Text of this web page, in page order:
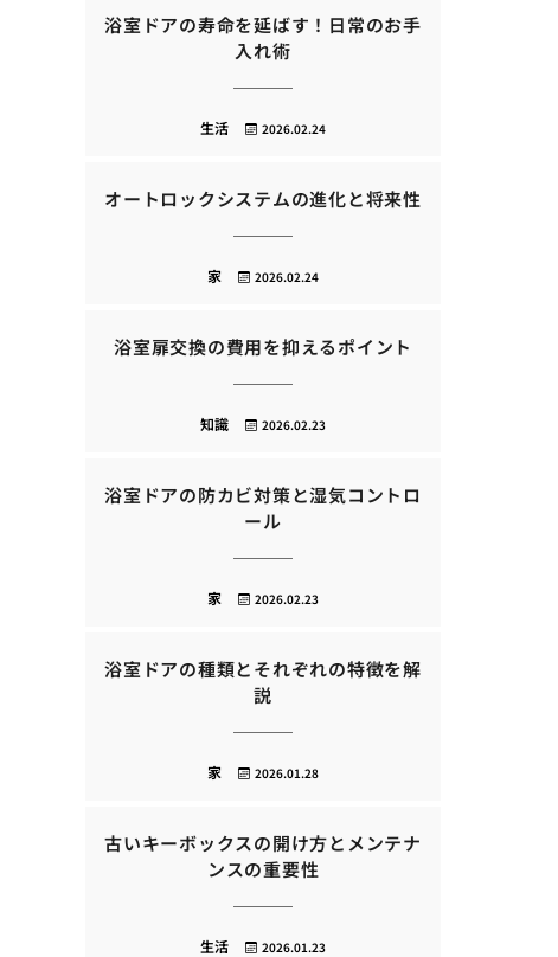
浴室ドアの寿命を延ばす！日常のお手
入れ術
2026.02.24
生活
オートロックシステムの進化と将来性
2026.02.24
家
浴室扉交換の費用を抑えるポイント
2026.02.23
知識
浴室ドアの防カビ対策と湿気コントロ
ール
2026.02.23
家
浴室ドアの種類とそれぞれの特徴を解
説
2026.01.28
家
古いキーボックスの開け方とメンテナ
ンスの重要性
2026.01.23
生活